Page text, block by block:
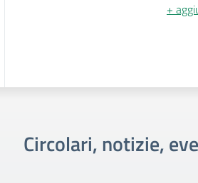
+
Circolari, notizie,